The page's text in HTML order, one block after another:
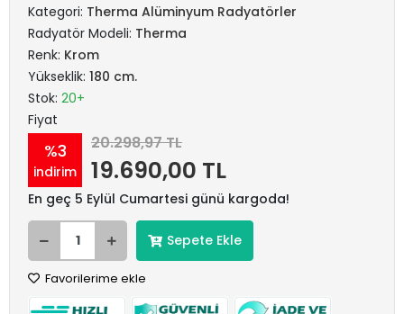
Kategori: Therma Alüminyum Radyatörler
Radyatör Modeli: Therma
Renk: Krom
Yükseklik: 180 cm.
Stok: 20+
Fiyat
%3
indirim
20.298,97 TL
19.690,00 TL
En geç 5 Eylül Cumartesi günü kargoda!
Sepete Ekle
Favorilerime ekle